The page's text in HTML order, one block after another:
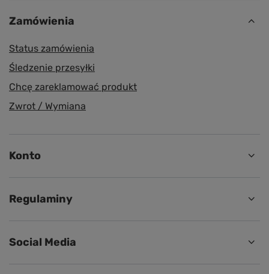
Zamówienia
Status zamówienia
Śledzenie przesyłki
Chcę zareklamować produkt
Zwrot / Wymiana
Konto
Regulaminy
Social Media